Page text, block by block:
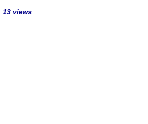
13 views